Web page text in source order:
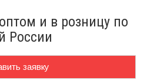
и в розницу по
России
заявку